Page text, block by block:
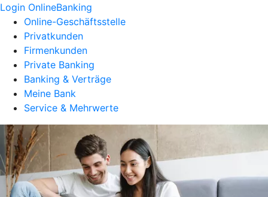
Login OnlineBanking
Online-Geschäftsstelle
Privatkunden
Firmenkunden
Private Banking
Banking & Verträge
Meine Bank
Service & Mehrwerte